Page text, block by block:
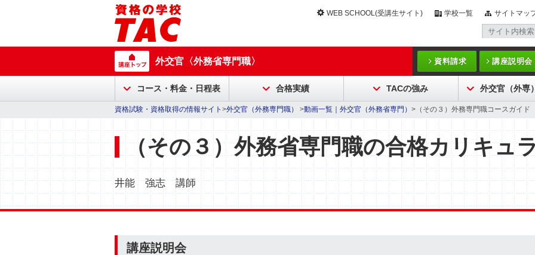
WEB SCHOOL(受講生サイト) 学校一覧 サイトマッ
外交官〈外務省専門職〉 資料請求 講座説明会
コース・料金・日程表 合格実績 TACの強み 外交官（外専
資格試験・資格取得の情報サイト >外交官（外務専門職） >動画一覧｜外交官（外務省専門） >（その３）外務専門職コースガイド
（その３）外務省専門職の合格カリキュ
井能 強志 講師
講座説明会